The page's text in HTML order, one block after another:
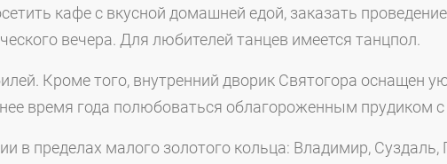
кафе с вкусной домашней едой, заказать
вечера. Для любителей танцев имеется танцпол.
Кроме того, внутренний дворик Святогора оснащен
время года полюбоваться облагороженным прудиком
в пределах малого золотого кольца: Владимир, Суздаль,